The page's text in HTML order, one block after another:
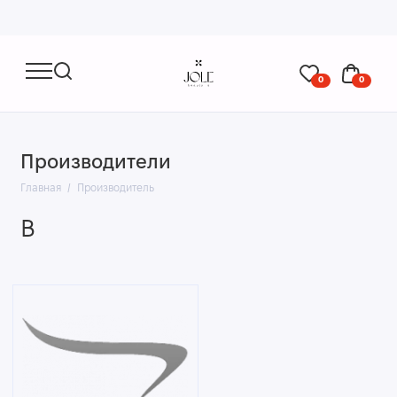
0 0
Производители
Главная Производитель
B